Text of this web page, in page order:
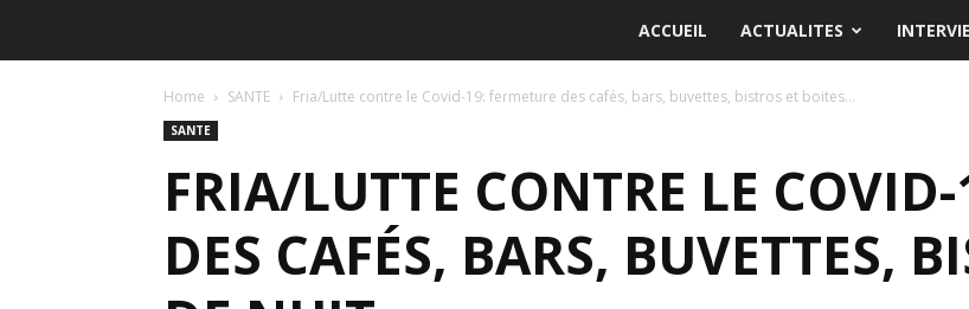
ACCUEIL ACTUALITES
Home SANTE Fria/Lutte contre le Covid-19: fermeture des cafés, bars, buvettes, bistros et boites...
SANTE
FRIA/LUTTE CONTRE LE
DES CAFÉS, BARS, BUVETTES,